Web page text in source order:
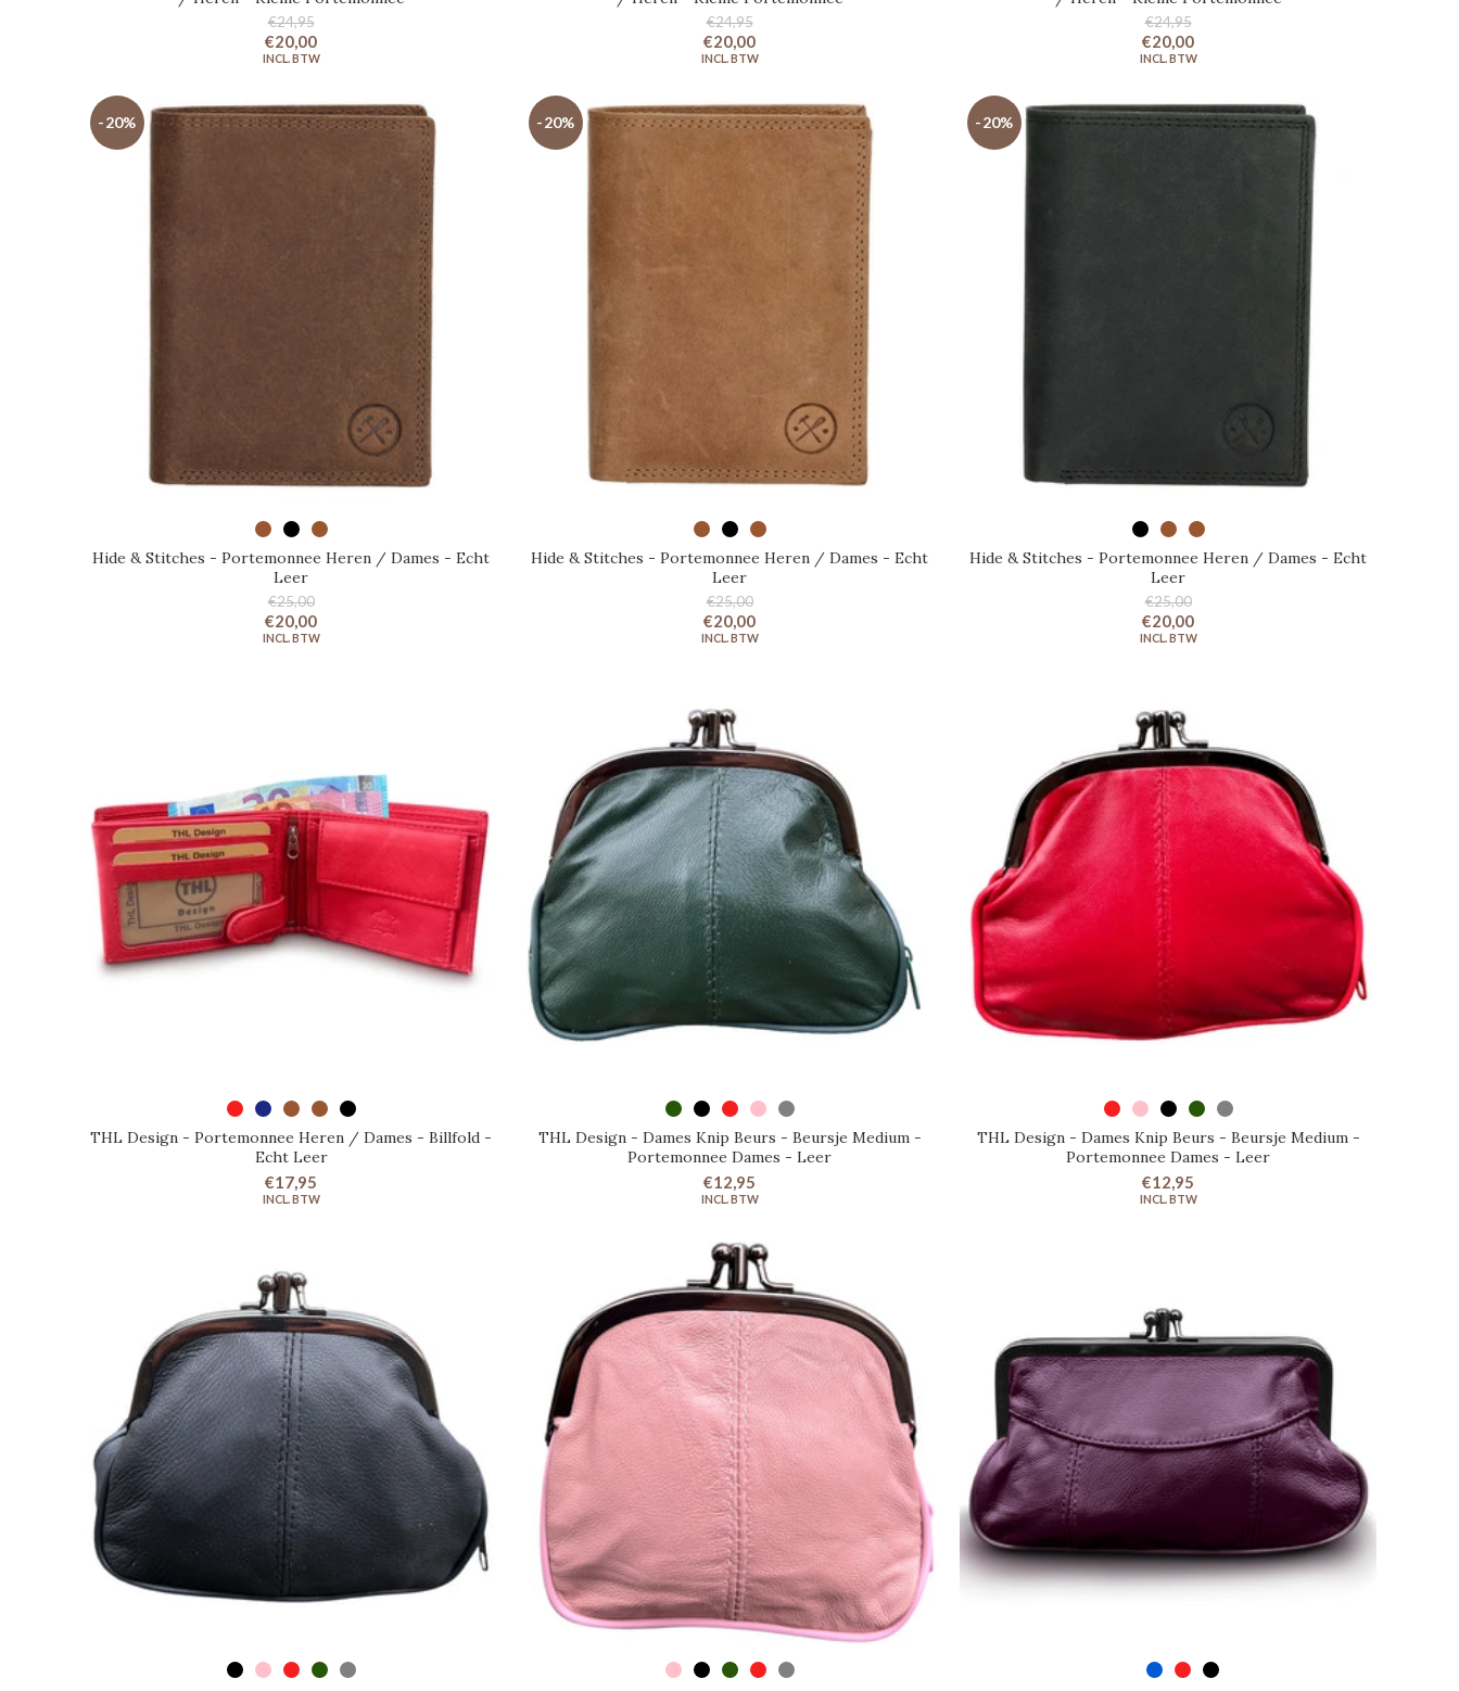
€24,95
€20,00
€24,95
€20,00
€24,95
€20,00
-20%
SELECTEER OPTIES
Hide & Stitches - Portemonnee Heren / Dames - Echt
Leer
€25,00
€20,00
-20%
SELECTEER OPTIES
Hide & Stitches - Portemonnee Heren / Dames - Echt
Leer
€25,00
€20,00
-20%
SELECTEER OPTIES
Hide & Stitches - Portemonnee Heren / Dames - Echt
Leer
€25,00
€20,00
SELECTEER OPTIES
THL Design - Portemonnee Heren / Dames - Billfold -
Echt Leer
€17,95
SELECTEER OPTIES
THL Design - Dames Knip Beurs - Beursje Medium -
Portemonnee Dames - Leer
€12,95
SELECTEER OPTIES
THL Design - Dames Knip Beurs - Beursje Medium -
Portemonnee Dames - Leer
€12,95
SELECTEER OPTIES SELECTEER OPTIES SELECTEER OPTIES